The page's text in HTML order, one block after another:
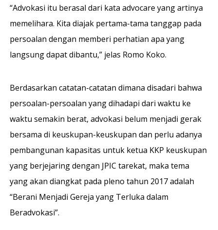
“Advokasi itu berasal dari kata advocare yang artinya
memelihara. Kita diajak pertama-tama tanggap pada
persoalan dengan memberi perhatian apa yang
langsung dapat dibantu,” jelas Romo Koko.
Berdasarkan catatan-catatan dimana disadari bahwa
persoalan-persoalan yang dihadapi dari waktu ke
waktu semakin berat, advokasi belum menjadi gerak
bersama di keuskupan-keuskupan dan perlu adanya
pembangunan kapasitas untuk ketua KKP keuskupan
yang berjejaring dengan JPIC tarekat, maka tema
yang akan diangkat pada pleno tahun 2017 adalah
“Berani Menjadi Gereja yang Terluka dalam
Beradvokasi”.